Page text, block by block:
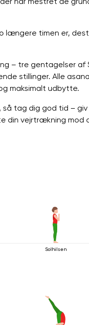
længere timen er,
– tre gentagelser af
stillinger. Alle
maksimalt udbytte.
tag dig god tid –
din vejrtrækning
Solhilsen